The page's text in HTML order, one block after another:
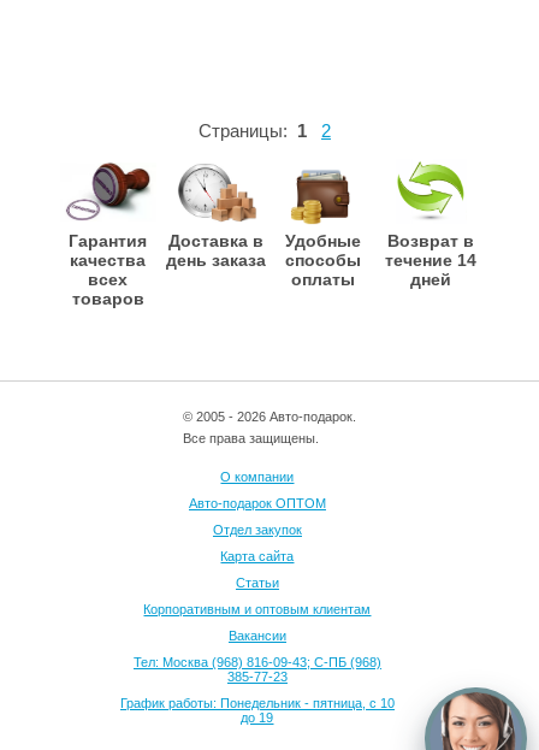
Страницы: 1 2
Гарантия
качества
всех
товаров
Доставка в
день заказа
Удобные
способы
оплаты
Возврат в
течение 14
дней
© 2005 - 2026 Авто-подарок.
Все права защищены.
О компании
Авто-подарок ОПТОМ
Отдел закупок
Карта сайта
Статьи
Корпоративным и оптовым клиентам
Вакансии
Тел: Москва (968) 816-09-43; С-ПБ (968)
385-77-23
График работы: Понедельник - пятница, с 10
до 19